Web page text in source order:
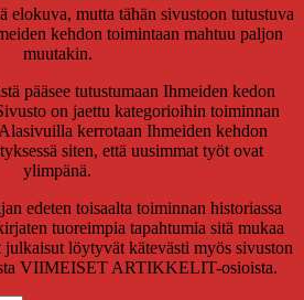
elokuva, mutta tähän sivustoon tutustuva
kehdon toimintaan mahtuu paljon
muutakin.
pääsee tutustumaan Ihmeiden kedon
on jaettu kategorioihin toiminnan
kerrotaan Ihmeiden kehdon
siten, että uusimmat työt ovat
ylimpänä.
edeten toisaalta toiminnan historiassa
tuoreimpia tapahtumia sitä mukaa
löytyvät kätevästi myös sivuston
VIIMEISET ARTIKKELIT-osioista.